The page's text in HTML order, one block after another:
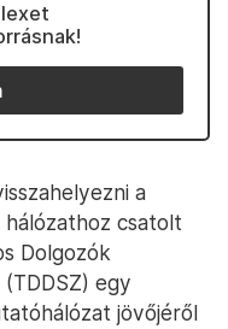
a
csatolt
Dolgozók
egy
jövőjéről